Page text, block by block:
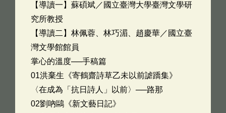
【導讀一】蘇碩斌／國立臺灣大學臺灣文學研
究所教授
【導讀二】林佩蓉、林巧湄、趙慶華／國立臺
灣文學館館員
掌心的溫度──手稿篇
01洪棄生《寄鶴齋詩草乙未以前謔蹻集》
〈在成為「抗日詩人」以前〉──路那
02劉吶鷗《新文藝日記》